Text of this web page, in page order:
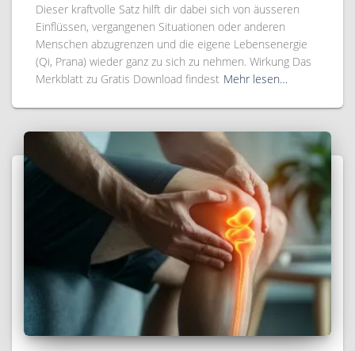
Dieser kraftvolle Satz hilft dir dabei sich von äusseren
Einflüssen, vergangenen Situationen oder anderen
Menschen abzugrenzen und die eigene Lebensenergie
(Qi, Prana) wieder ganz zu sich zu nehmen. Wirkung Das
Merkblatt zu Gratis Download findest Mehr lesen…